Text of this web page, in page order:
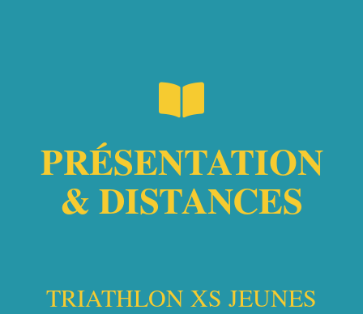
PRÉSENTATION
& DISTANCES
TRIATHLON XS JEUNES